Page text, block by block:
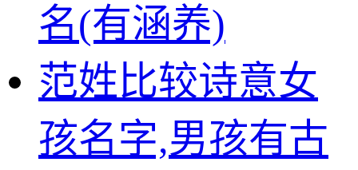
名(有涵养)
范姓比较诗意女
孩名字,男孩有古